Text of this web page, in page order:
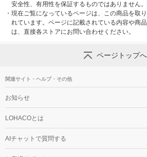
安全性、有用性を保証するものではありません。
・ 現在ご覧になっているページは、この商品を取
れています。ページに記載されている内容や商
は、直接各ストアにお問い合わせください。
ページトップへ
関連サイト・ヘルプ・その他
お知らせ
LOHACOとは
AIチャットで質問する